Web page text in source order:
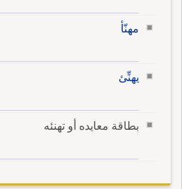
مهنّأ
يهنِّئ
بطاقة معايده أو تهنئه